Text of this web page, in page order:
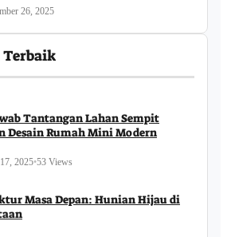
26, 2025
Tantangan Lahan Sempit
Desain Rumah Mini Modern
2025•53 Views
Masa Depan: Hunian Hijau di